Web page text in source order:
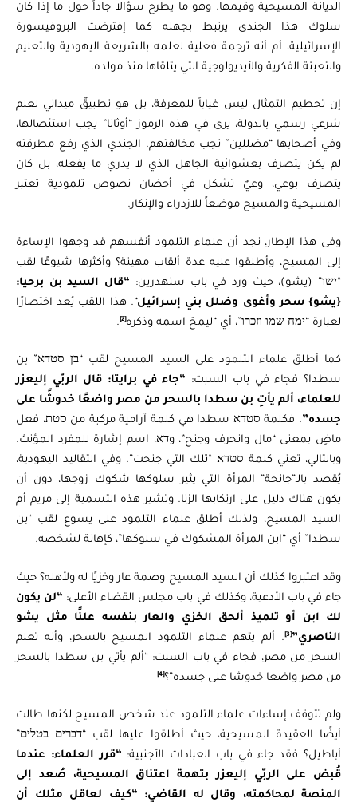
الديانة المسيحية وقيمها. وهو ما يطرح سؤالا جاداً حول ما إذا كان
سلوك هذا الجندى يرتبط بجهله كما إفترضت البروفيسورة
الإسرائيلية، أم أنه ترجمة فعلية لعلمه بالشريعة اليهودية والتعليم
والتعبئة الفكرية والأيديولوجية التي يتلقاها منذ مولده.
إن تحطيم التمثال ليس غياباً للمعرفة، بل هو تطبيقٌ ميداني لعلم
شرعي رسمي بالدولة، يرى في هذه الرموز “أوثانا” يجب استئصالها،
وفي أصحابها “مضللين” تجب مخالفتهم. الجندي الذي رفع مطرقته
لم يكن يتصرف بعشوائية الجاهل الذي لا يدري ما يفعله، بل كان
يتصرف بوعي، وعيٌ تشكل في أحضان نصوص تلمودية تعتبر
المسيحية والمسيح موضعاً للازدراء والإنكار.
وفى هذا الإطار، نجد أن علماء التلمود أنفسهم قد وجهوا الإساءة
إلى المسيح، وأطلقوا عليه عدة ألقاب مهينة؟ وأكثرها شيوعًا لقب
“ישו” (يشو)، حيث ورد في باب سنهدرين:“قال السيد بن برحيا:
{يشو} سحر وأغوى وضلل بني إسرائيل“. هذا اللقب يُعد اختصارًا
لعبارة “ימח שמו וזכרו”، أي “ليمحَ اسمه وذكره .
كما أطلق علماء التلمود على السيد المسيح لقب “בן סטדא” بن
سطدا؟ فجاء في باب السبت:“جاء في برايتا: قال الربّي إليعزر
للعلماء، ألم يأتِ بن سطدا بالسحر من مصر واضعًا خدوشًا على
جسده”. فكلمة סטדא سطدا هي كلمة آرامية مركبة من סטת، فعل
ماضٍ بمعنى “مال وانحرف وجنح”، وדא، اسم إشارة للمفرد المؤنث.
وبالتالي، تعني كلمة סטדא “تلك التي جنحت”. وفي التقاليد اليهودية،
يُقصد بالـ”جانحة” المرأة التي يثير سلوكها شكوك زوجها، دون أن
يكون هناك دليل على ارتكابها الزنا. وتشير هذه التسمية إلى مريم أم
السيد المسيح، ولذلك أطلق علماء التلمود على يسوع لقب “بن
سطدا” أي “ابن المرأة المشكوك في سلوكها”، كإهانة لشخصه.
وقد اعتبروا كذلك أن السيد المسيح وصمة عار وخزيًا له ولأهله؟ حيث
جاء في باب الأدعية، وكذلك في باب مجلس القضاء الأعلى: “لن يكون
لك ابن أو تلميذ ألحق الخزي والعار بنفسه علنًا مثل يشو
الناصري”
. ألم يتهم علماء التلمود المسيح بالسحر، وأنه تعلم
السحر من مصر، فجاء في باب السبت: “ألم يأتي بن سطدا بالسحر
من مصر واضعا خدوشا على جسده”؟[4]
ولم تتوقف إساءات علماء التلمود عند شخص المسيح لكنها طالت
أيضًا العقيدة المسيحية، حيث أطلقوا عليها لقب “דברים בטלים”
أباطيل؟ فقد جاء في باب العبادات الأجنبية:“قرر العلماء: عندما
قُبض على الربّي إليعزر بتهمة اعتناق المسيحية، صُعد إلى
المنصة لمحاكمته، وقال له القاضي: “كيف لعاقل مثلك أن